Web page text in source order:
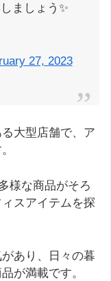
ましょう✨
27, 2023
大型店舗で、ア
様な商品がそろ
スアイテムを探
あり、日々の暮
が満載です。